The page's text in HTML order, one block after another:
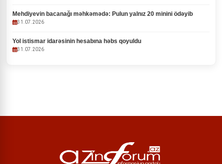
Mehdiyevin bacanağı məhkəmədə: Pulun yalnız 20 minini ödəyib
31.07.2026
Yol istismar idarəsinin hesabına həbs qoyuldu
31.07.2026